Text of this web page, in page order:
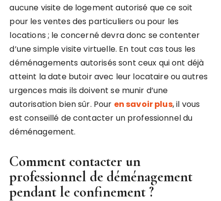
aucune visite de logement autorisé que ce soit
pour les ventes des particuliers ou pour les
locations ; le concerné devra donc se contenter
d’une simple visite virtuelle. En tout cas tous les
déménagements autorisés sont ceux qui ont déjà
atteint la date butoir avec leur locataire ou autres
urgences mais ils doivent se munir d’une
autorisation bien sûr. Pour en savoir plus, il vous
est conseillé de contacter un professionnel du
déménagement.
Comment contacter un
professionnel de déménagement
pendant le confinement ?